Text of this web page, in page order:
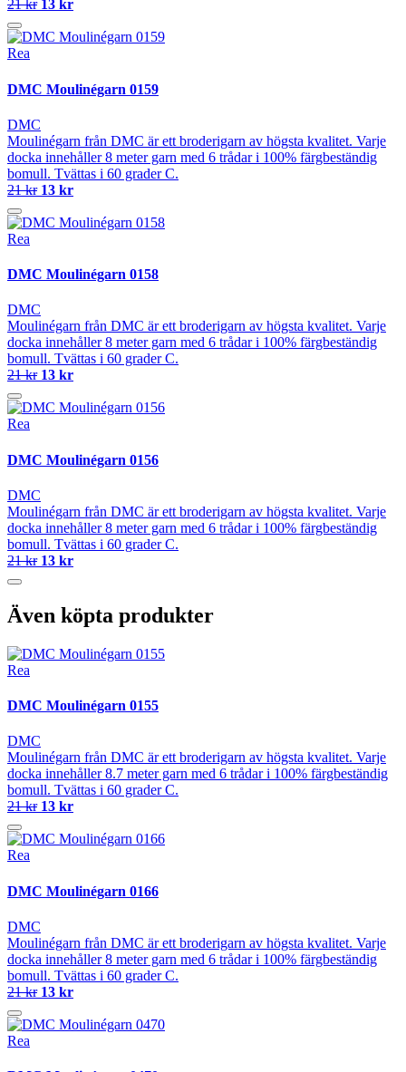
21 kr 13 kr
Rea
DMC Moulinégarn 0159
DMC
Moulinégarn från DMC är ett broderigarn av högsta kvalitet. Varje
docka innehåller 8 meter garn med 6 trådar i 100% färgbeständig
bomull. Tvättas i 60 grader C.
21 kr 13 kr
Rea
DMC Moulinégarn 0158
DMC
Moulinégarn från DMC är ett broderigarn av högsta kvalitet. Varje
docka innehåller 8 meter garn med 6 trådar i 100% färgbeständig
bomull. Tvättas i 60 grader C.
21 kr 13 kr
Rea
DMC Moulinégarn 0156
DMC
Moulinégarn från DMC är ett broderigarn av högsta kvalitet. Varje
docka innehåller 8 meter garn med 6 trådar i 100% färgbeständig
bomull. Tvättas i 60 grader C.
21 kr 13 kr
Även köpta produkter
Rea
DMC Moulinégarn 0155
DMC
Moulinégarn från DMC är ett broderigarn av högsta kvalitet. Varje
docka innehåller 8.7 meter garn med 6 trådar i 100% färgbeständig
bomull. Tvättas i 60 grader C.
21 kr 13 kr
Rea
DMC Moulinégarn 0166
DMC
Moulinégarn från DMC är ett broderigarn av högsta kvalitet. Varje
docka innehåller 8 meter garn med 6 trådar i 100% färgbeständig
bomull. Tvättas i 60 grader C.
21 kr 13 kr
Rea